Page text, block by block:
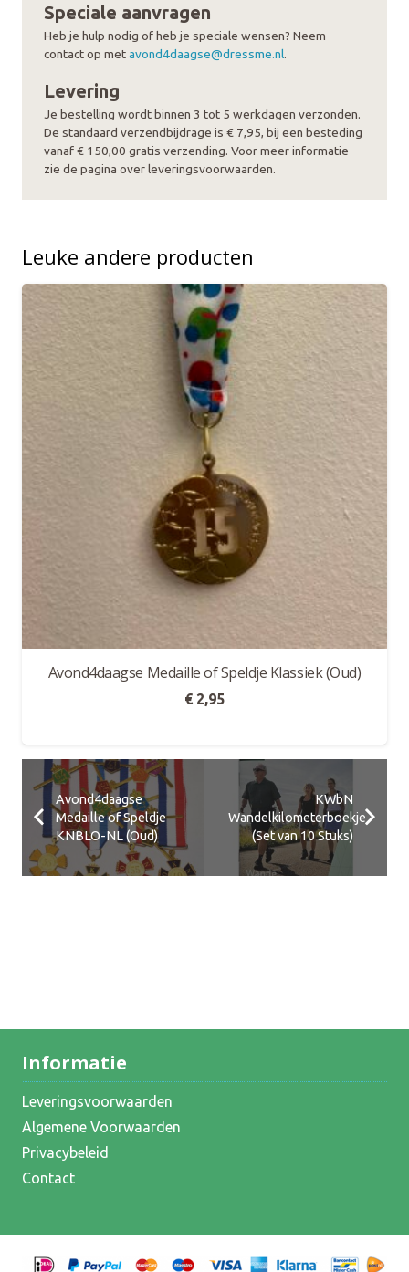
(Oud)
aantal
Speciale aanvragen
Heb je hulp nodig of heb je speciale wensen? Neem
contact op metavond4daagse@dressme.nl.
Levering
Je bestelling wordt binnen 3 tot 5 werkdagen verzonden.
De standaard verzendbijdrage is € 7,95, bij een besteding
vanaf € 150,00 gratis verzending. Voor meer informatie
zie de pagina over leveringsvoorwaarden.
Leuke andere producten
Avond4daagse Medaille of Speldje Klassiek (Oud)
€ 2,95
Avond4daagse
Medaille of Speldje
KNBLO-NL (Oud)
KWbN
Wandelkilometerboekje
(Set van 10 Stuks)
Informatie
Leveringsvoorwaarden
Algemene Voorwaarden
Privacybeleid
Contact